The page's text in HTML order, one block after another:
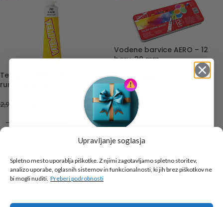
Upravljanje soglasja
Spletno mesto uporablja piškotke. Z njimi zagotavljamo spletno storitev,
analizo uporabe, oglasnih sistemov in funkcionalnosti, ki jih brez piškotkov ne
bi mogli nuditi. Preberi podrobnosti
Tempera AERO TE 1/C –
rumena, 42 ml
2,99
Vodene barvice AERO – 12
barv, 30 mm
5,99€
DODAJ V KOŠARICO
-30%
Tukaj je!
🎁 DARILO
Vpiši podatke za prejem darila